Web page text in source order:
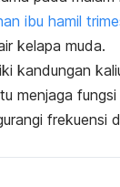
ibu hamil
kelapa muda.
kandungan
menjaga
frekuensi